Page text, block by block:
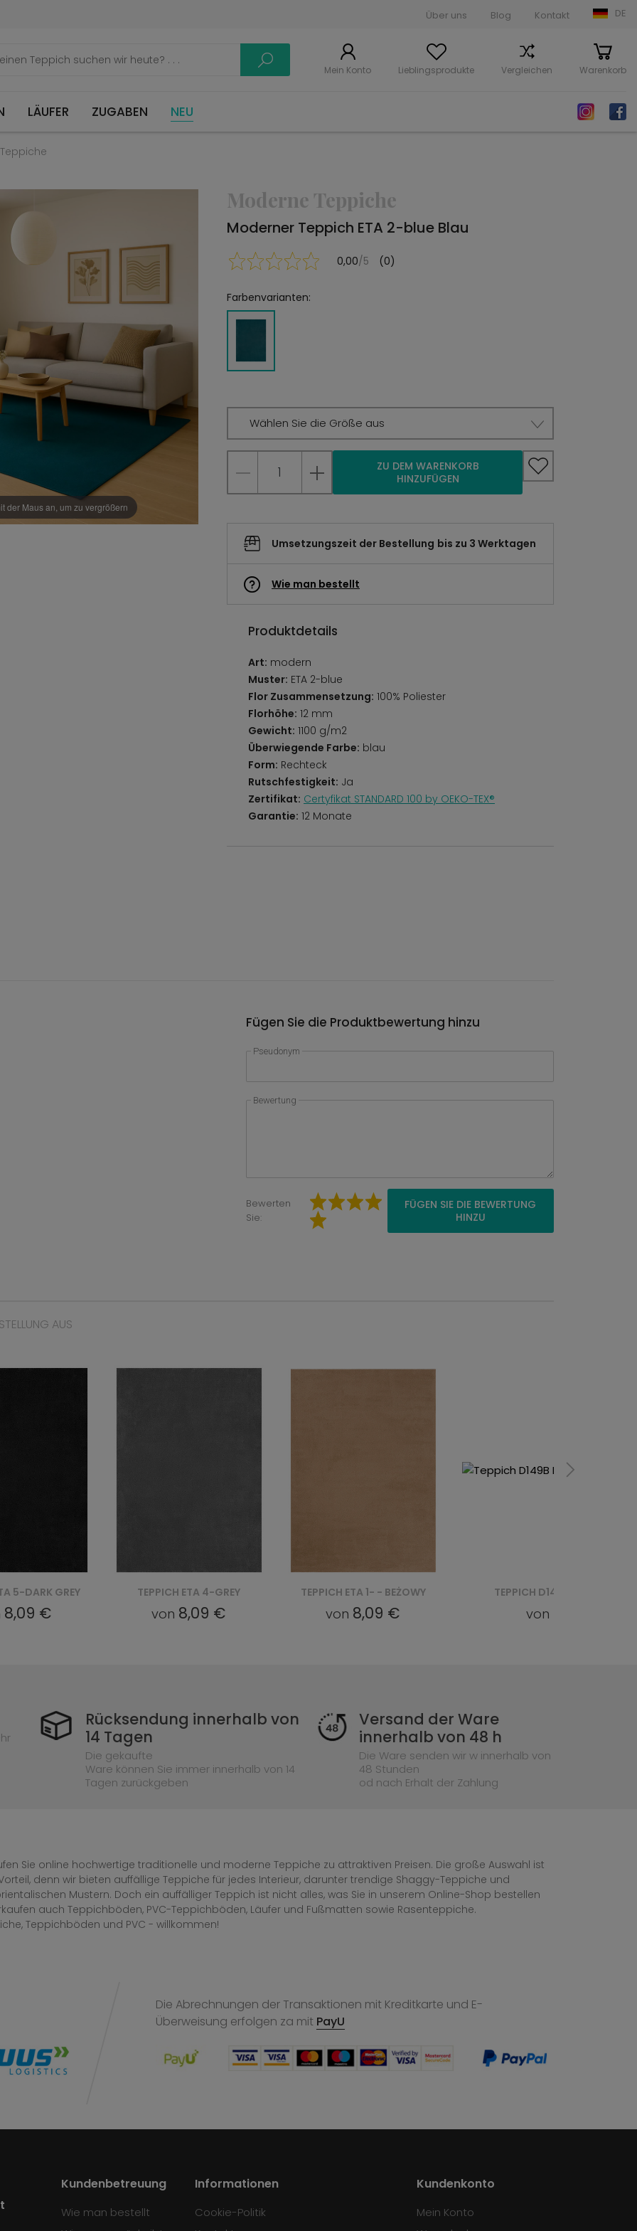
Über uns Blog Kontakt DE
Mein Konto Lieblingsprodukte Vergleichen Warenkorb
LÄUFER ZUGABEN NEU
der Maus an, um zu vergrößern
Moderne Teppiche
Moderner Teppich ETA 2-blue Blau
0,00/5 (0)
Farbenvarianten:
Wählen Sie die Größe aus
ZU DEM WARENKORB
HINZUFÜGEN
Umsetzungszeit der Bestellung bis zu 3 Werktagen
Wie man bestellt
Produktdetails
Art: modern
Muster: ETA 2-blue
Flor Zusammensetzung: 100% Poliester
Florhöhe: 12 mm
Gewicht: 1100 g/m2
Überwiegende Farbe: blau
Form: Rechteck
Rutschfestigkeit: Ja
Zertifikat: Certyfikat STANDARD 100 by OEKO-TEX®
Garantie: 12 Monate
Fügen Sie die Produktbewertung hinzu
Pseudonym
Bewertung
Bewerten
Sie:
FÜGEN SIE DIE BEWERTUNG
HINZU
AUS
ETA 4-GREY
8,09 €
TEPPICH ETA 1- - BEŻOWY
von 8,09 € von27,85 €
Rücksendung innerhalb von
14 Tagen
Die gekaufte
Ware können Sie immer innerhalb von 14
Tagen zurückgeben
Versand der Ware
innerhalb von 48 h
Die Ware senden wir w innerhalb von
48 Stunden
od nach Erhalt der Zahlung
Sie online hochwertige traditionelle und moderne Teppiche zu attraktiven Preisen. Die große Auswahl ist
denn wir bieten auffällige Teppiche für jedes Interieur, darunter trendige Shaggy-Teppiche und
Mustern. Doch ein auffälliger Teppich ist nicht alles, was Sie in unserem Online-Shop bestellen
auch Teppichböden, PVC-Teppichböden, Läufer und Fußmatten sowie Rasenteppiche.
Teppichböden und PVC - willkommen!
Die Abrechnungen der Transaktionen mit Kreditkarte und E-
Überweisung erfolgen za mit PayU
Kundenbetreuung
Wie man bestellt
Informationen
Cookie-Politik
Kundenkonto
Mein Konto